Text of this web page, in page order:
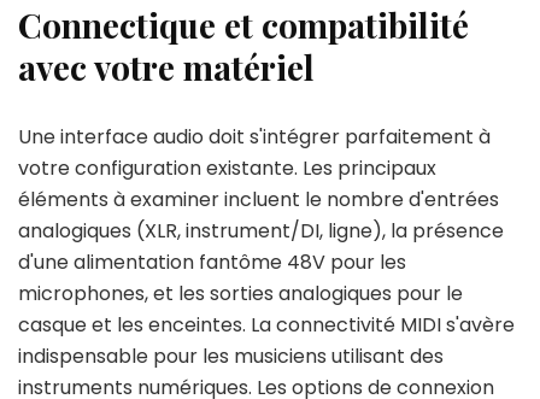
Connectique et compatibilité
avec votre matériel
Une interface audio doit s'intégrer parfaitement à
votre configuration existante. Les principaux
éléments à examiner incluent le nombre d'entrées
analogiques (XLR, instrument/DI, ligne), la présence
d'une alimentation fantôme 48V pour les
microphones, et les sorties analogiques pour le
casque et les enceintes. La connectivité MIDI s'avère
indispensable pour les musiciens utilisant des
instruments numériques. Les options de connexion